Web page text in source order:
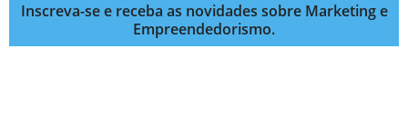
Inscreva-se e receba as novidades sobre Marketing e
Empreendedorismo.